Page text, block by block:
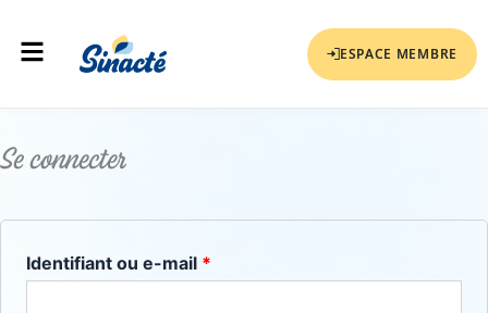
contenu
Menu ESPACE MEMBRE
Se connecter
Identifiant ou e-mail *